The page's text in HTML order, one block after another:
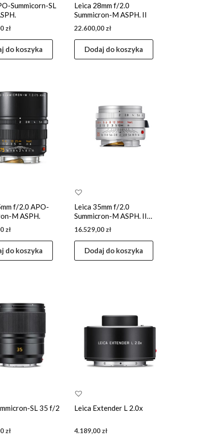
Summicorn-SL
zł
do koszyka
Leica 28mm f/2.0
Summicron-M ASPH. II
22.600,00 zł
Dodaj do koszyka
f/2.0 APO-
M ASPH.
zł
do koszyka
Leica 35mm f/2.0
Summicron-M ASPH. II
Silver
16.529,00 zł
Dodaj do koszyka
SL 35 f/2
zł
Leica Extender L 2.0x
4.189,00 zł